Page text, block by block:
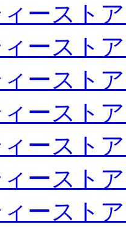
ースト
ースト
ースト
ースト
ースト
ースト
ースト